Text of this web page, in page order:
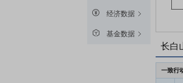
经济数据
基金数据
长白
一致行